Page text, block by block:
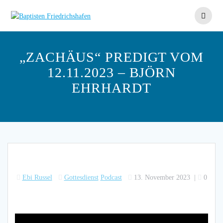
„ZACHÄUS“ PREDIGT VOM
12.11.2023 – BJÖRN
EHRHARDT
Ebi Russel Gottesdienst Podcast 13. November 2023| 0